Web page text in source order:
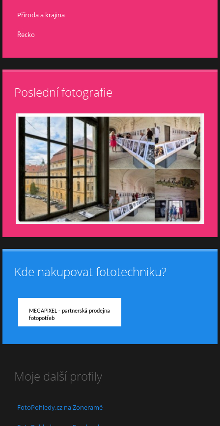
Příroda a krajina
Řecko
Poslední fotografie
Kde nakupovat fototechniku?
MEGAPIXEL - partnerská prodejna
fotopotřeb
Moje další profily
FotoPohledy.cz na Zoneramě